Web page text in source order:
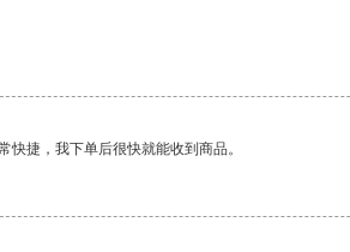
快捷，我下单后很快就能收到商品。